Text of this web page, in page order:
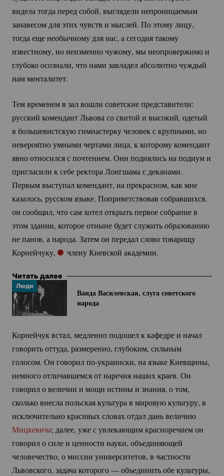
видела тогда перед собой, выглядели непроницаемым
занавесом для этих чувств и мыслей. По этому лицу,
тогда еще необычному для нас, а сегодня такому
известному, но неизменно чужому, мы неопровержимо и
глубоко осознали, что нами завладел абсолютно чуждый
нам менталитет.
Тем временем в зал вошли советские представители:
русский комендант Львова со свитой и высокий, одетый
в большевистскую гимнастерку человек с крупными, но
невероятно умными чертами лица, к которому комендант
явно относился с почтением. Они поднялись на подиум и
пригласили к себе ректора Лонгшама с деканами.
Первым выступал комендант, на прекрасном, как мне
казалось, русском языке. Поприветствовав собравшихся,
он сообщил, что сам хотел открыть первое собрание в
этом здании, которое отныне будет служить образованию
не панов, а народа. Затем он передал слово товарищу
Корнейчуку,
члену Киевской академии.
Читать далее
Люди
Ванда Василевская, слуга советского
народа
Корнейчук встал, медленно подошел к кафедре и начал
говорить оттуда, размеренно, глубоким, сильным
голосом. Он говорилпо-украински, на языке Киевщины,
немного отличавшемся от наречия наших краев. Он
говорил о величии и мощи истины и знания, о том,
сколько внесла польская культура в мировую культуру, в
исключительно красивых словах отдал дань величию
Мицкевича; далее, уже с увлекающим красноречием он
говорил о силе и ценности науки, объединяющей
человечество, о миссии университетов, в частности
Львовского, задача которого — объединить обе культуры,